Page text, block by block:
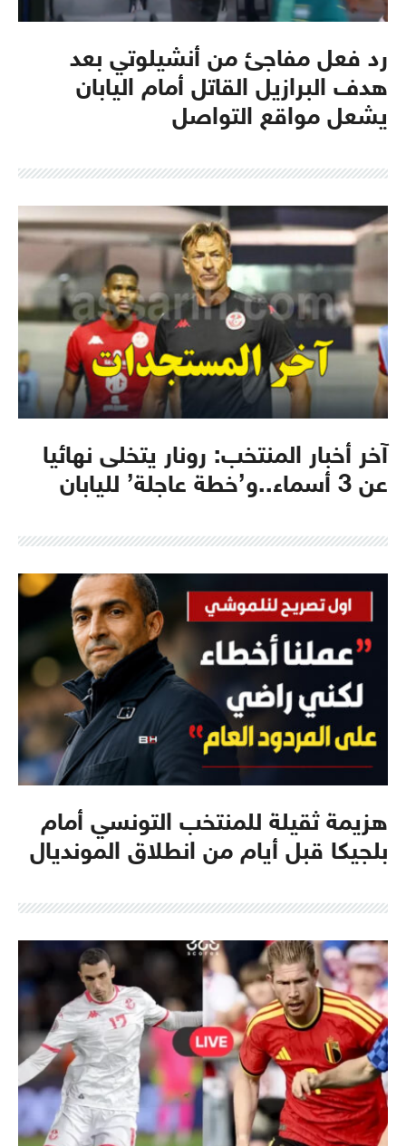
رد فعل مفاجئ من أنشيلوتي بعد
هدف البرازيل القاتل أمام اليابان
يشعل مواقع التواصل
آخر أخبار المنتخب: رونار يتخلى نهائيا
عن 3 أسماء..و’خطة عاجلة’ لليابان
هزيمة ثقيلة للمنتخب التونسي أمام
بلجيكا قبل أيام من انطلاق المونديال